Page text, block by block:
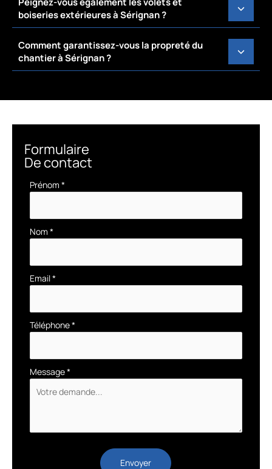
boiseries extérieures à Sérignan ?
Comment garantissez-vous la propreté du
chantier à Sérignan ?
Formulaire
De contact
Formulaire
Prénom *
Nom *
Email*
Téléphone*
Message*
Envoyer